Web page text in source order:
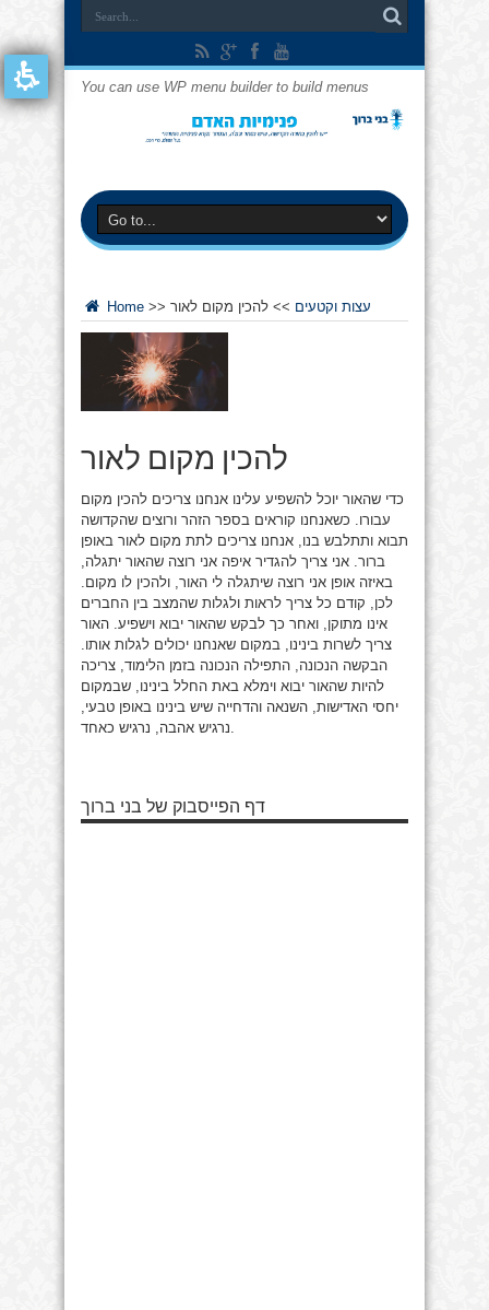
You can use WP menu builder to build menus
Home >> עצות וקטעים >> להכין מקום לאור
להכין מקום לאור
כדי שהאור יוכל להשפיע עלינו אנחנו צריכים להכין מקום
עבורו. כשאנחנו קוראים בספר הזהר ורוצים שהקדושה
תבוא ותתלבש בנו, אנחנו צריכים לתת מקום לאור באופן
ברור. אני צריך להגדיר איפה אני רוצה שהאור יתגלה,
באיזה אופן אני רוצה שיתגלה לי האור, ולהכין לו מקום.
לכן, קודם כל צריך לראות ולגלות שהמצב בין החברים
אינו מתוקן, ואחר כך לבקש שהאור יבוא וישפיע. האור
צריך לשרות בינינו, במקום שאנחנו יכולים לגלות אותו.
הבקשה הנכונה, התפילה הנכונה בזמן הלימוד, צריכה
להיות שהאור יבוא וימלא באת החלל בינינו, שבמקום
יחסי האדישות, השנאה והדחייה שיש בינינו באופן טבעי,
דף הפייסבוק של בני ברוך